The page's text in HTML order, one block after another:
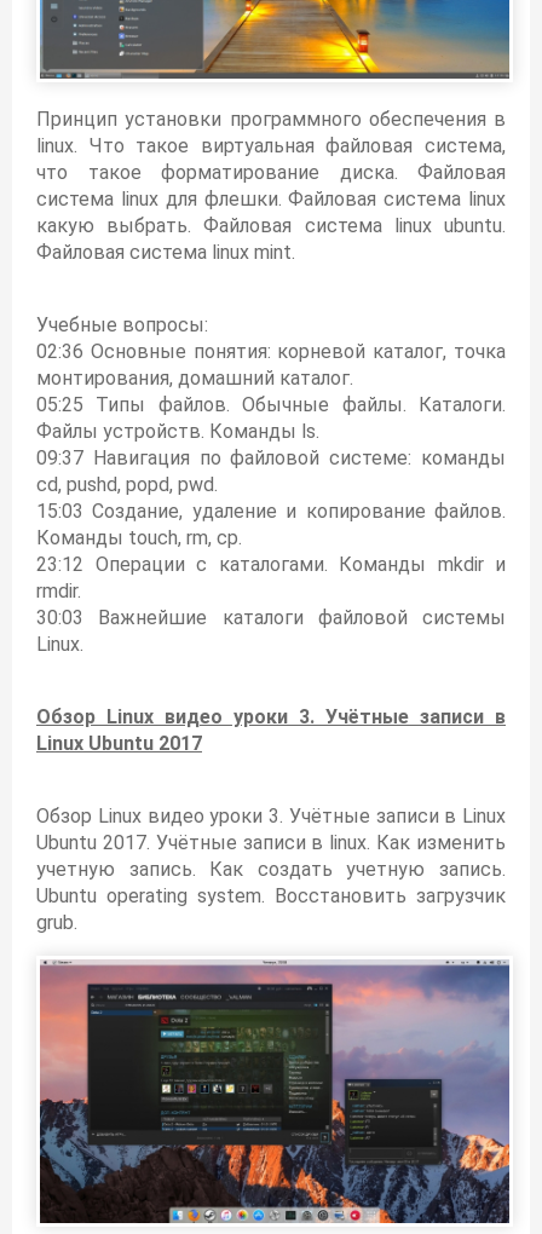
Принцип установки программного обеспечения в
linux. Что такое виртуальная файловая система,
что такое форматирование диска. Файловая
система linux для флешки. Файловая система linux
какую выбрать. Файловая система linux ubuntu.
Файловая система linux mint.
Учебные вопросы:
02:36 Основные понятия: корневой каталог, точка
монтирования, домашний каталог.
05:25 Типы файлов. Обычные файлы. Каталоги.
Файлы устройств. Команды ls.
09:37 Навигация по файловой системе: команды
cd, pushd, popd, pwd.
15:03 Создание, удаление и копирование файлов.
Команды touch, rm, cp.
23:12 Операции с каталогами. Команды mkdir и
rmdir.
30:03 Важнейшие каталоги файловой системы
Linux.
Обзор Linux видео уроки 3. Учётные записи в
Linux Ubuntu 2017
Обзор Linux видео уроки 3. Учётные записи в Linux
Ubuntu 2017. Учётные записи в linux. Как изменить
учетную запись. Как создать учетную запись.
Ubuntu operating system. Восстановить загрузчик
grub.